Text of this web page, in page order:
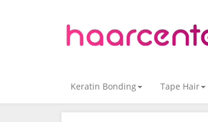
Keratin Bonding Tape Hair